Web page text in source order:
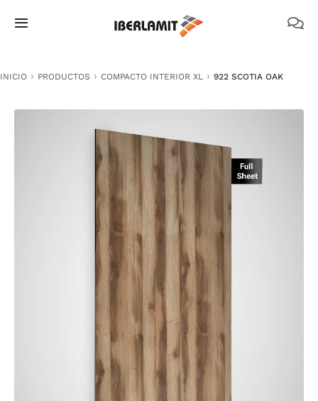
Toggle
NOSOTROS
DOCUMENTACIÓN TÉCNICA
INICIO PRODUCTOS COMPACTO INTERIOR XL 922 SCOTIA OAK